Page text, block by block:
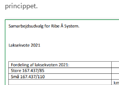
princippet.